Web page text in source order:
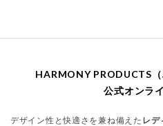
HARMONY PRODUCTS（
公式オンラ
デザイン性と快適さを兼ね備えた レデ